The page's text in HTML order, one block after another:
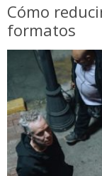
Cómo
formatos